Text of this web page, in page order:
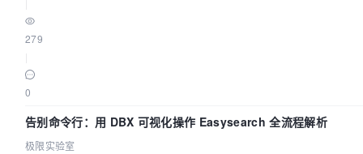
279
0
告别命令行：用 DBX 可视化操作 Easysearch 全流程解析
极限实验室